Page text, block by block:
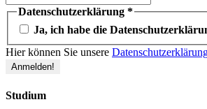
Datenschutzerklärung *
Ja, ich habe die
Hier können Sie unsere
Studium